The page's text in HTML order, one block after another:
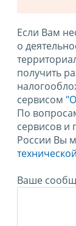
Если Вам
о
получить
сервисом
По
сервисов
России Вы
Ваше